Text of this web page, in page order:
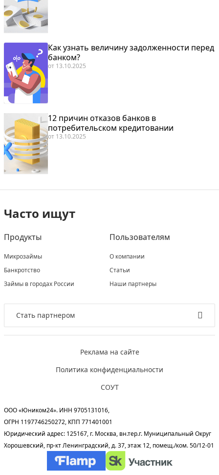
Как узнать величину задолженности перед
банком?
от 13.10.2025
12 причин отказов банков в
потребительском кредитовании
от 13.10.2025
Часто ищут
Продукты
Микрозаймы
Банкротство
Займы в городах России
Пользователям
О компании
Статьи
Наши партнеры
Стать партнером
Реклама на сайте
Политика конфиденциальности
СОУТ
ООО «Юником24». ИНН 9705131016,
ОГРН 1197746250272, КПП 771401001
Юридический адрес: 125167, г. Москва, вн.тер.г. Муниципальный Округ
Хорошевский, пр-кт Ленинградский, д. 37, этаж 12, помещ./ком. 50/12-01